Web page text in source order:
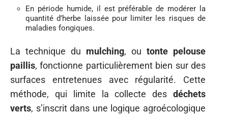
En période humide, il est préférable de modérer la
quantité d’herbe laissée pour limiter les risques de
maladies fongiques.
La technique du mulching, ou tonte pelouse
paillis, fonctionne particulièrement bien sur des
surfaces entretenues avec régularité. Cette
méthode, qui limite la collecte des déchets
verts, s’inscrit dans une logique agroécologique